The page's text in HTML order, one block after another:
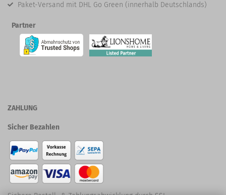
Paket-Versand mit DHL Go Green (innerhalb Deutschlands)
Partner
ZAHLUNG
Sicher Bezahlen